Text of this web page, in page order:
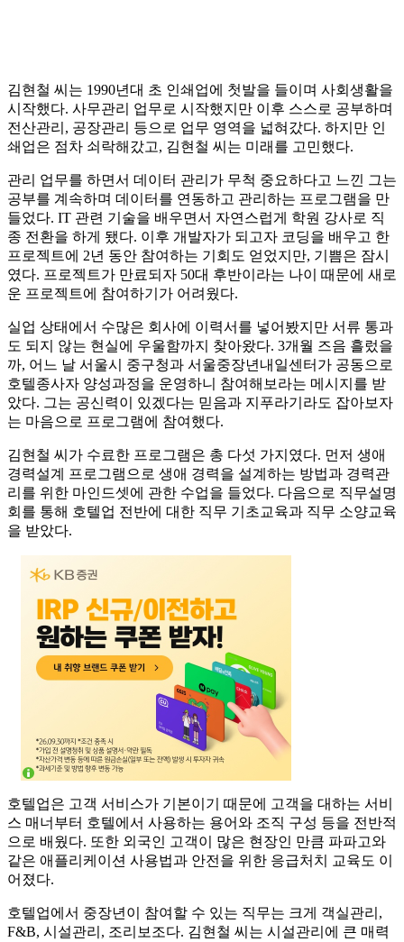
김현철 씨는 1990년대 초 인쇄업에 첫발을 들이며 사회생활을
시작했다. 사무관리 업무로 시작했지만 이후 스스로 공부하며
전산관리, 공장관리 등으로 업무 영역을 넓혀갔다. 하지만 인
쇄업은 점차 쇠락해갔고, 김현철 씨는 미래를 고민했다.
관리 업무를 하면서 데이터 관리가 무척 중요하다고 느낀 그는
공부를 계속하며 데이터를 연동하고 관리하는 프로그램을 만
들었다. IT 관련 기술을 배우면서 자연스럽게 학원 강사로 직
종 전환을 하게 됐다. 이후 개발자가 되고자 코딩을 배우고 한
프로젝트에 2년 동안 참여하는 기회도 얻었지만, 기쁨은 잠시
였다. 프로젝트가 만료되자 50대 후반이라는 나이 때문에 새로
운 프로젝트에 참여하기가 어려웠다.
실업 상태에서 수많은 회사에 이력서를 넣어봤지만 서류 통과
도 되지 않는 현실에 우울함까지 찾아왔다. 3개월 즈음 흘렀을
까, 어느 날 서울시 중구청과 서울중장년내일센터가 공동으로
호텔종사자 양성과정을 운영하니 참여해보라는 메시지를 받
았다. 그는 공신력이 있겠다는 믿음과 지푸라기라도 잡아보자
는 마음으로 프로그램에 참여했다.
김현철 씨가 수료한 프로그램은 총 다섯 가지였다. 먼저 생애
경력설계 프로그램으로 생애 경력을 설계하는 방법과 경력관
리를 위한 마인드셋에 관한 수업을 들었다. 다음으로 직무설명
회를 통해 호텔업 전반에 대한 직무 기초교육과 직무 소양교육
을 받았다.
호텔업은 고객 서비스가 기본이기 때문에 고객을 대하는 서비
스 매너부터 호텔에서 사용하는 용어와 조직 구성 등을 전반적
으로 배웠다. 또한 외국인 고객이 많은 현장인 만큼 파파고와
같은 애플리케이션 사용법과 안전을 위한 응급처치 교육도 이
어졌다.
호텔업에서 중장년이 참여할 수 있는 직무는 크게 객실관리,
F&B, 시설관리, 조리보조다. 김현철 씨는 시설관리에 큰 매력